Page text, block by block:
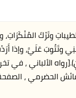
وتَرْكَ
وتَتُوبَ عَلَيَّ، وإذا
[رواه الألباني ، في